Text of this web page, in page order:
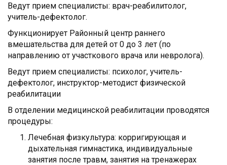
Ведут прием специалисты: врач-реабилитолог,
учитель-дефектолог.
Функционирует Районный центр раннего
вмешательства для детей от 0 до 3 лет (по
направлению от участкового врача или невролога).
Ведут прием специалисты: психолог, учитель-
дефектолог, инструктор-методист физической
реабилитации
В отделении медицинской реабилитации проводятся
процедуры:
Лечебная физкультура: корригирующая и
дыхательная гимнастика, индивидуальные
занятия после травм, занятия на тренажерах